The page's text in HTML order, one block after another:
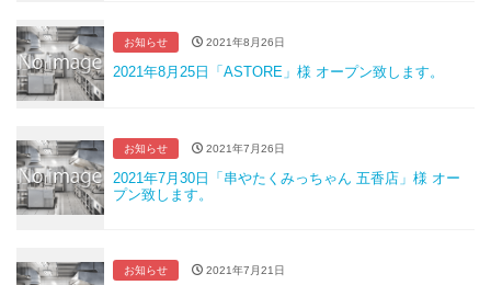
お知らせ 2021年8月26日
2021年8月25日「ASTORE」様 オープン致します。
お知らせ 2021年7月26日
2021年7月30日「串やたくみっちゃん 五香店」様 オー
プン致します。
お知らせ 2021年7月21日